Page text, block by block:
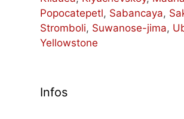
Popocatepetl, Sabancaya,
Stromboli, Suwanose-jima,
Yellowstone
Infos